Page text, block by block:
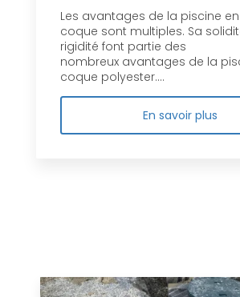
Les avantages de la piscine en
coque sont multiples. Sa
rigidité font partie des
nombreux avantages de la
coque polyester....
En savoir plus